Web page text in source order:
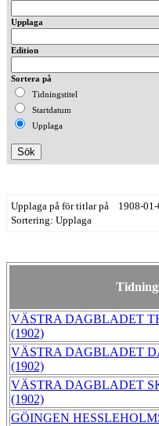
Upplaga
Edition
Sortera på
Tidningstitel
Startdatum
Upplaga
Upplaga på för titlar på 1908-01-
Sortering: Upplaga
VÄSTRA DAGBLADET
(1902)
VÄSTRA DAGBLADET
(1902)
VÄSTRA DAGBLADET
(1902)
GÖINGEN